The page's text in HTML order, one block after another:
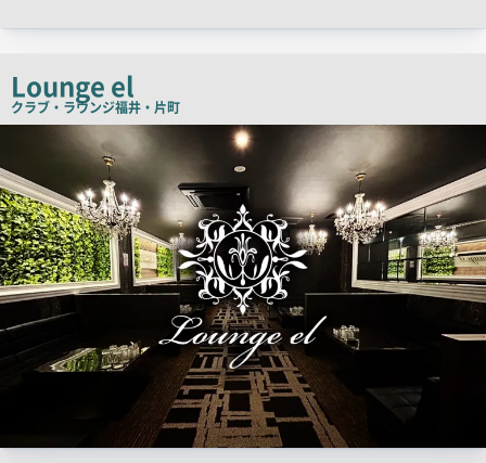
ー
Lounge el
クラブ・ラウンジ福井・片町
検
果
一
覧
用
画
像